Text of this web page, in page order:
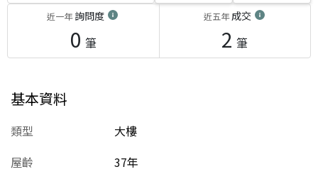
近一年詢問度
0 筆
近五年成交
2 筆
基本資料
類型
大樓
屋齡
37年